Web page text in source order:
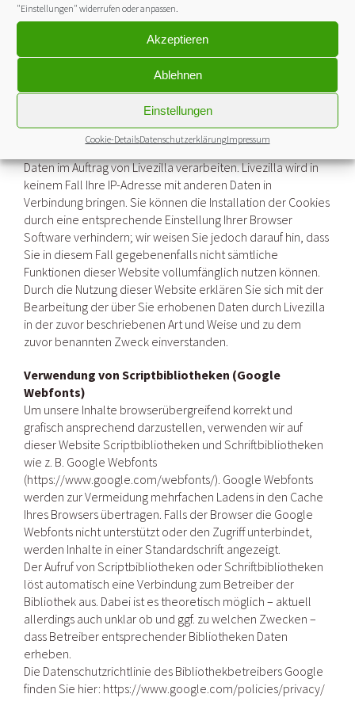
"Einstellungen" widerrufen oder anpassen.
Akzeptieren
Ablehnen
Einstellungen
Cookie-DetailsDatenschutzerklärungImpressum
einen Server von Livezilla übertragen und dort gespeichert.
Nutzung der Website auszuwerten, um Reports über die
Websiteaktivitäten für die Websitebetreiber
zusammenzustellen und um weitere mit der
Websitenutzung und der Internetnutzung verbundene
Dienstleistungen zu erbringen. Auch wird Livezilla diese
Informationen gegebenenfalls an Dritte übertragen, sofern
dies gesetzlich vorgeschrieben oder soweit Dritte diese
Daten im Auftrag von Livezilla verarbeiten. Livezilla wird in
keinem Fall Ihre IP-Adresse mit anderen Daten in
Verbindung bringen. Sie können die Installation der Cookies
durch eine entsprechende Einstellung Ihrer Browser
Software verhindern; wir weisen Sie jedoch darauf hin, dass
Sie in diesem Fall gegebenenfalls nicht sämtliche
Funktionen dieser Website vollumfänglich nutzen können.
Durch die Nutzung dieser Website erklären Sie sich mit der
Bearbeitung der über Sie erhobenen Daten durch Livezilla
in der zuvor beschriebenen Art und Weise und zu dem
zuvor benannten Zweck einverstanden.
Verwendung von Scriptbibliotheken (Google
Webfonts)
Um unsere Inhalte browserübergreifend korrekt und
grafisch ansprechend darzustellen, verwenden wir auf
dieser Website Scriptbibliotheken und Schriftbibliotheken
wie z. B. Google Webfonts
(https://www.google.com/webfonts/). Google Webfonts
werden zur Vermeidung mehrfachen Ladens in den Cache
Ihres Browsers übertragen. Falls der Browser die Google
Webfonts nicht unterstützt oder den Zugriff unterbindet,
werden Inhalte in einer Standardschrift angezeigt.
Der Aufruf von Scriptbibliotheken oder Schriftbibliotheken
löst automatisch eine Verbindung zum Betreiber der
Bibliothek aus. Dabei ist es theoretisch möglich – aktuell
allerdings auch unklar ob und ggf. zu welchen Zwecken –
dass Betreiber entsprechender Bibliotheken Daten
erheben.
Die Datenschutzrichtlinie des Bibliothekbetreibers Google
finden Sie hier: https://www.google.com/policies/privacy/